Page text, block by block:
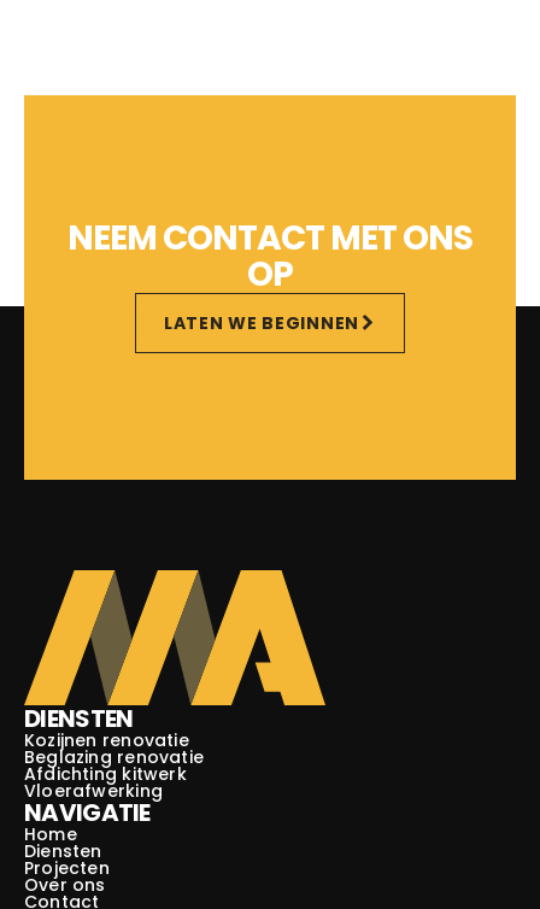
NEEM CONTACT MET ONS
OP
LATEN WE BEGINNEN
DIENSTEN
Kozijnen renovatie
Beglazing renovatie
Afdichting kitwerk
Vloerafwerking
NAVIGATIE
Home
Diensten
Projecten
Over ons
Contact